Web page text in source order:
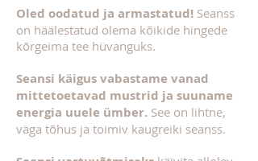
Oled oodatud ja armastatud! Seanss
on häälestatud olema kõikide hingede
kõrgeima tee hüvanguks.
Seansi käigus vabastame vanad
mittetoetavad mustrid ja suuname
energia uuele ümber. See on lihtne,
väga tõhus ja toimiv kaugreiki seanss.